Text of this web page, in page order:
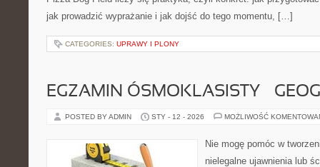
jak prowadzić wyprażanie i jak dojść do tego momentu, […]
CATEGORIES: UPRAWY I PLONY
EGZAMIN ÓSMOKLASISTY –
POSTED BY ADMIN STY - 12 - 2026 MOŻLIWOŚĆ
Nie mogę pomóc w
nielegalne ujawnienia lub